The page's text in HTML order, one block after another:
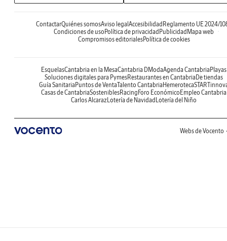
ContactarQuiénes somosAviso legalAccesibilidadReglamento UE 2024/
Condiciones de usoPolítica de privacidadPublicidadMapa web
Compromisos editorialesPolítica de cookies
EsquelasCantabria en la MesaCantabria DModaAgenda CantabriaPlayas
Soluciones digitales para PymesRestaurantes en CantabriaDe tiendas
Guía SanitariaPuntos de VentaTalento CantabriaHemeroteca
Casas de CantabriaSosteniblesRacingForo EconómicoEmpleo Cantabria
Carlos AlcarazLotería de NavidadLotería del Niño
Webs de Vocento